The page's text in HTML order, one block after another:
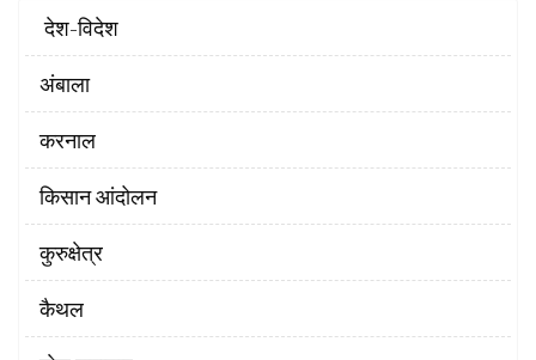
‌ देश-विदेश
अंबाला
करनाल
किसान आंदोलन
कुरुक्षेत्र
कैथल